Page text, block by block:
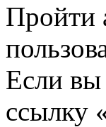
Пройти
Если вы
ссылку